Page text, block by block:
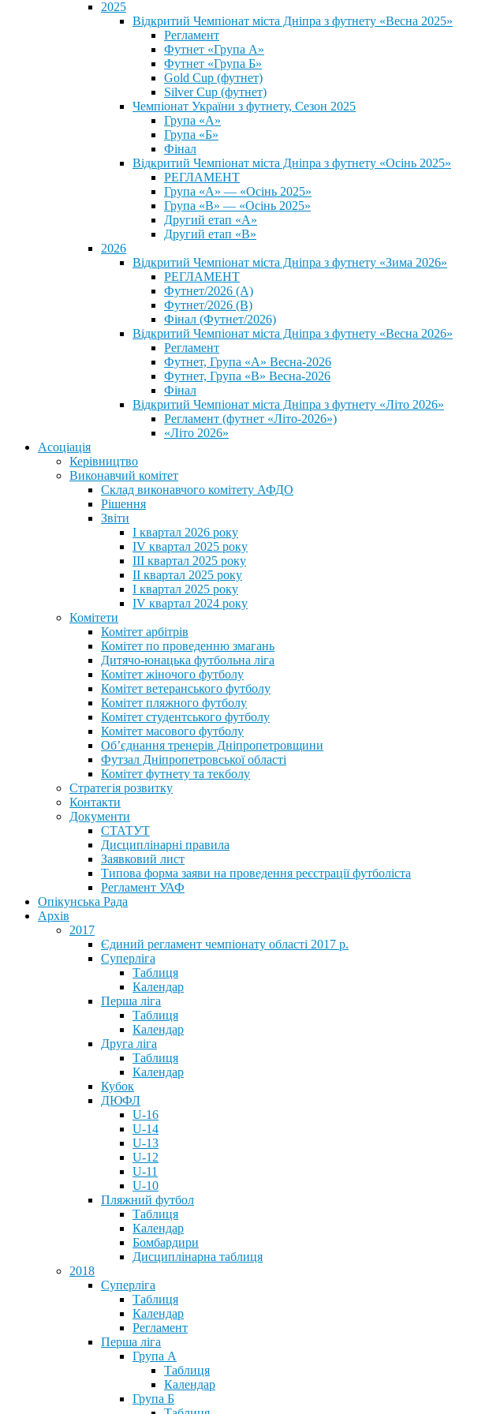
2025
Відкритий Чемпіонат міста Дніпра з футнету «Весна 2025»
Регламент
Футнет «Група А»
Футнет «Група Б»
Gold Cup (футнет)
Silver Cup (футнет)
Чемпіонат України з футнету, Сезон 2025
Група «А»
Група «Б»
Фінал
Відкритий Чемпіонат міста Дніпра з футнету «Осінь 2025»
РЕГЛАМЕНТ
Група «А» — «Осінь 2025»
Група «В» — «Осінь 2025»
Другий етап «А»
Другий етап «В»
2026
Відкритий Чемпіонат міста Дніпра з футнету «Зима 2026»
РЕГЛАМЕНТ
Футнет/2026 (А)
Футнет/2026 (В)
Фінал (Футнет/2026)
Відкритий Чемпіонат міста Дніпра з футнету «Весна 2026»
Регламент
Футнет, Група «А» Весна-2026
Футнет, Група «В» Весна-2026
Фінал
Відкритий Чемпіонат міста Дніпра з футнету «Літо 2026»
Регламент (футнет «Літо-2026»)
«Літо 2026»
Асоціація
Керівництво
Виконавчий комітет
Склад виконавчого комітету АФДО
Рішення
Звіти
I квартал 2026 року
IV квартал 2025 року
III квартал 2025 року
II квартал 2025 року
I квартал 2025 року
IV квартал 2024 року
Комітети
Комітет арбітрів
Комітет по проведенню змагань
Дитячо-юнацька футбольна ліга
Комітет жіночого футболу
Комітет ветеранського футболу
Комітет пляжного футболу
Комітет студентського футболу
Комітет масового футболу
Обʼєднання тренерів Дніпропетровщини
Футзал Дніпропетровської області
Комітет футнету та текболу
Стратегія розвитку
Контакти
Документи
СТАТУТ
Дисциплінарні правила
Заявковий лист
Типова форма заяви на проведення реєстрації футболіста
Регламент УАФ
Опікунська Рада
Архів
2017
Єдиний регламент чемпіонату області 2017 р.
Суперліга
Таблиця
Календар
Перша ліга
Таблиця
Календар
Друга ліга
Таблиця
Календар
Кубок
ДЮФЛ
U-16
U-14
U-13
U-12
U-11
U-10
Пляжний футбол
Таблиця
Календар
Бомбардири
Дисциплінарна таблиця
2018
Суперліга
Таблиця
Календар
Регламент
Перша ліга
Група А
Таблиця
Календар
Група Б